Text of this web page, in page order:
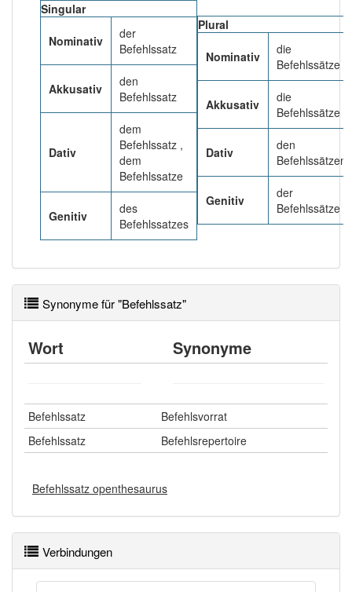
Singular
Nominativ
der
Befehlssatz
Akkusativ
den
Befehlssatz
Dativ
dem
Befehlssatz ,
dem
Befehlssatze
Genitiv
des
Befehlssatzes
Plural
Nominativ
die
Befehlssätze
Akkusativ
die
Befehlssätze
Dativ
den
Befehlssätzen
Genitiv
der
Befehlssätze
Synonyme für "Befehlssatz"
Wort Synonyme
Befehlssatz
Befehlsvorrat
Befehlssatz
Befehlsrepertoire
Befehlssatz openthesaurus
Verbindungen